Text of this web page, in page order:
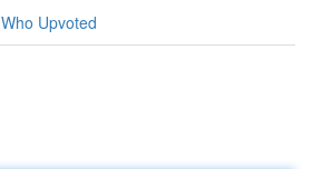
Who Upvoted